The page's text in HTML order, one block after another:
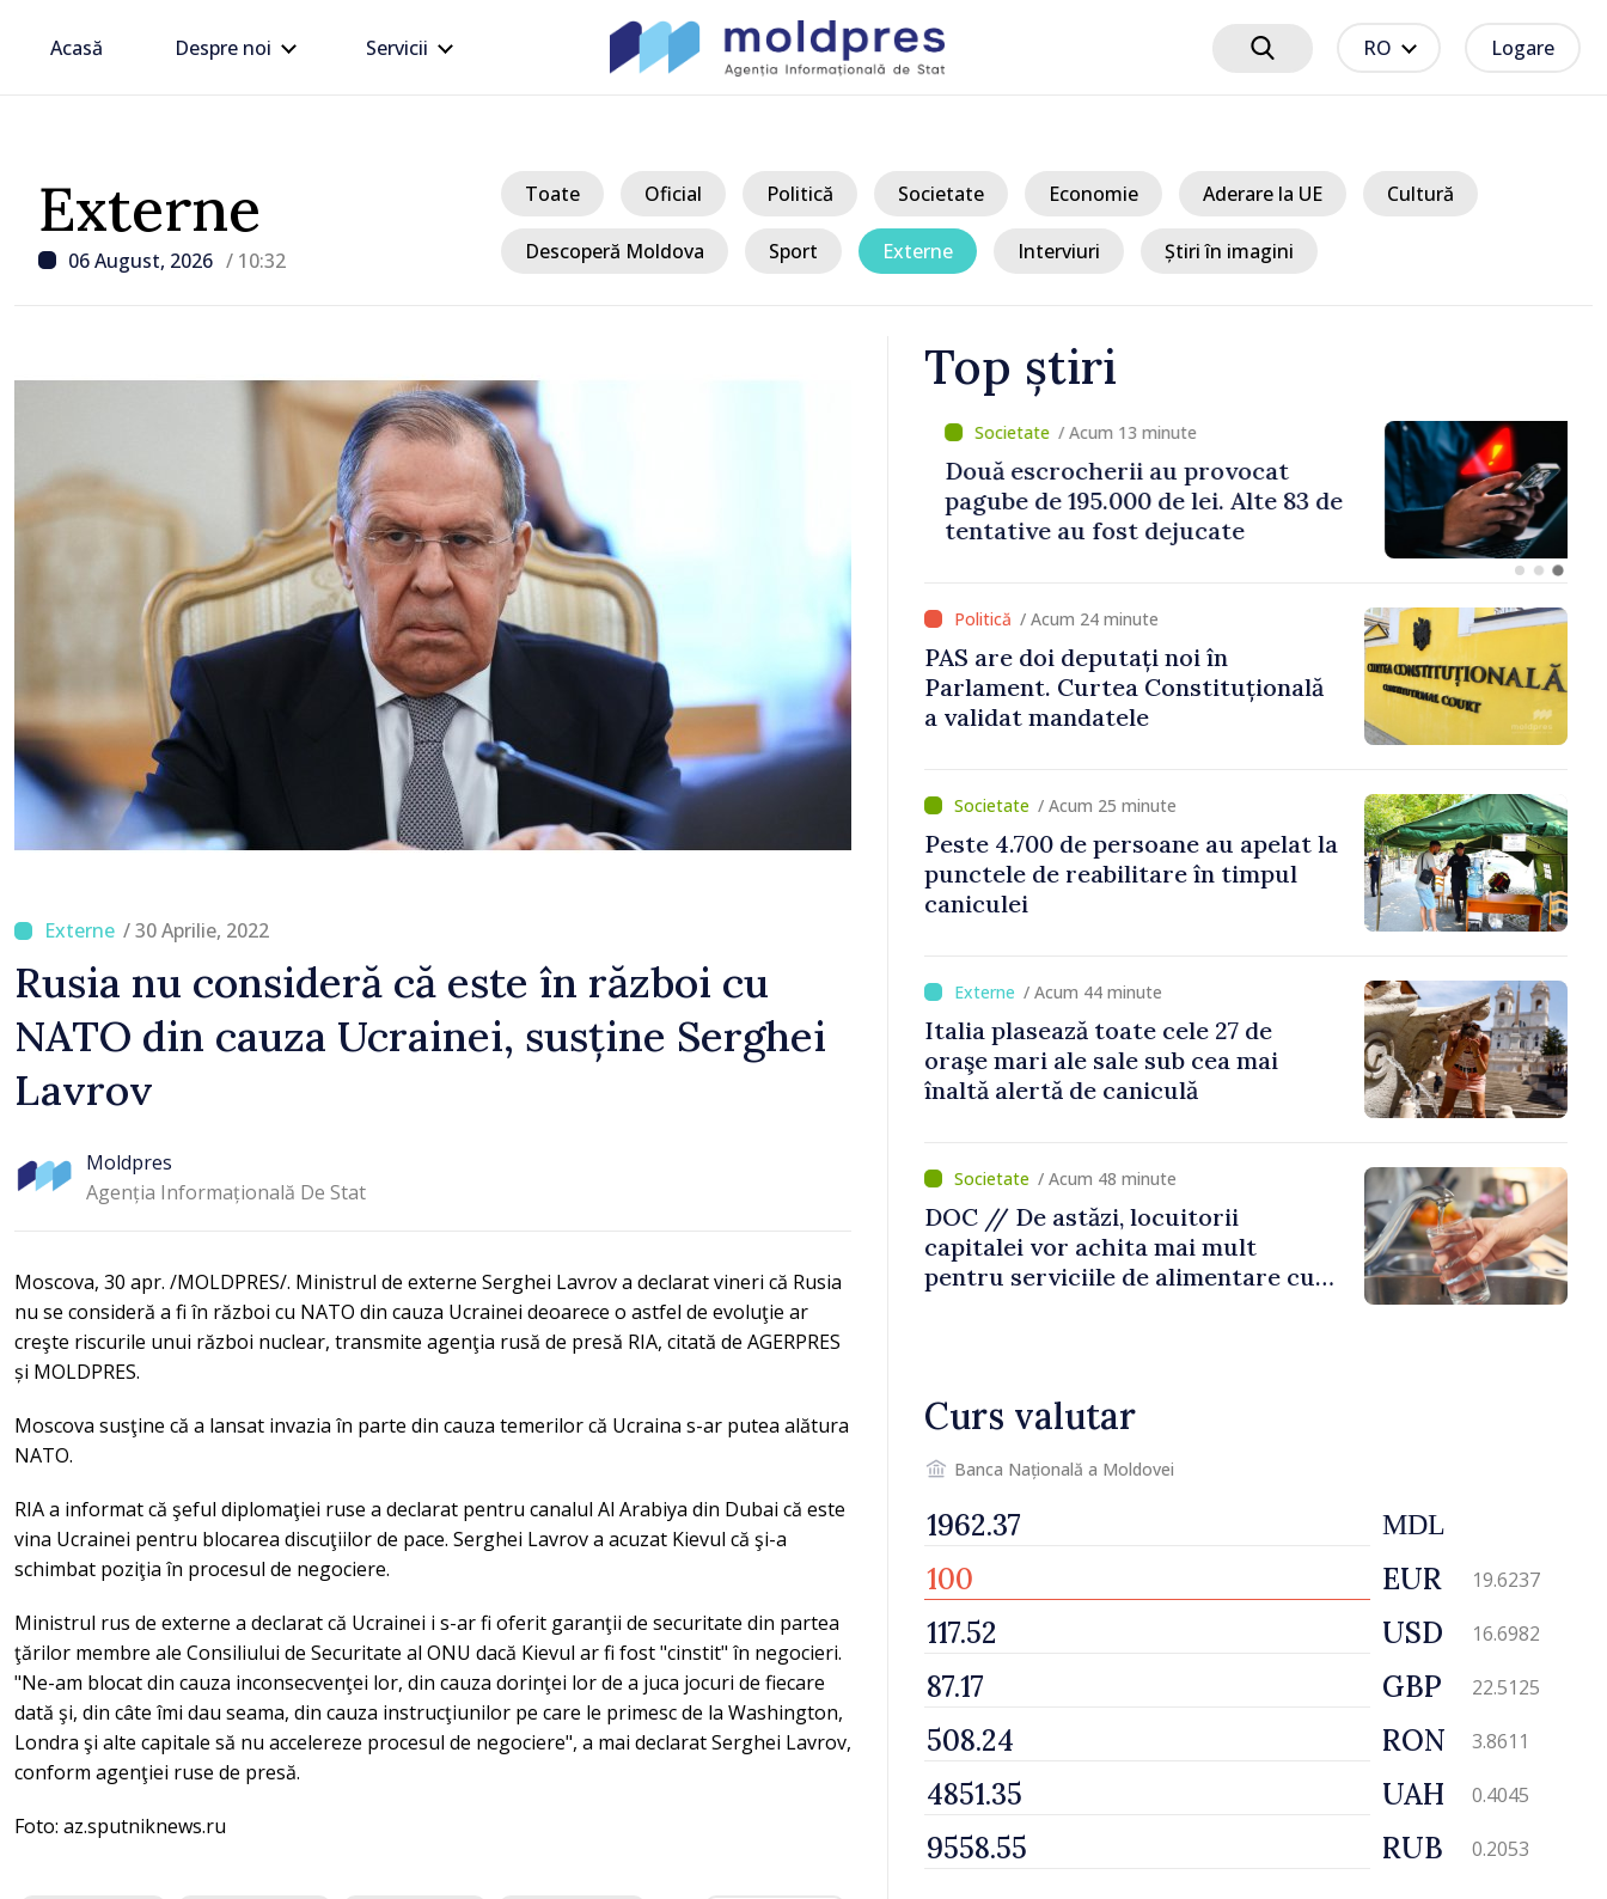
Acasă Despre noi Servicii RO Logare
Externe
06 August, 2026 / 10:32
Toate Oficial Politică Societate Economie Aderare la UE Cultură
Descoperă Moldova Sport Externe Interviuri Știri în imagini
/ 30 Aprilie, 2022
Rusia nu consideră că este în război cu
NATO din cauza Ucrainei, susține Serghei
Lavrov
Moldpres
Agenția Informațională De Stat
Moscova, 30 apr. /MOLDPRES/. Ministrul de externe Serghei Lavrov a declarat vineri că Rusia
nu se consideră a fi în război cu NATO din cauza Ucrainei deoarece o astfel de evoluţie ar
creşte riscurile unui război nuclear, transmite agenţia rusă de presă RIA, citată de AGERPRES
și MOLDPRES.
Moscova susţine că a lansat invazia în parte din cauza temerilor că Ucraina s-ar putea alătura
NATO.
RIA a informat că şeful diplomaţiei ruse a declarat pentru canalul Al Arabiya din Dubai că este
vina Ucrainei pentru blocarea discuţiilor de pace. Serghei Lavrov a acuzat Kievul că şi-a
schimbat poziţia în procesul de negociere.
Ministrul rus de externe a declarat că Ucrainei i s-ar fi oferit garanţii de securitate din partea
ţărilor membre ale Consiliului de Securitate al ONU dacă Kievul ar fi fost "cinstit" în negocieri.
"Ne-am blocat din cauza inconsecvenţei lor, din cauza dorinţei lor de a juca jocuri de fiecare
dată şi, din câte îmi dau seama, din cauza instrucţiunilor pe care le primesc de la Washington,
Londra şi alte capitale să nu accelereze procesul de negociere", a mai declarat Serghei Lavrov,
conform agenţiei ruse de presă.
Foto: az.sputniknews.ru
Top știri
/ Acum 12 minute
Circulația pe drumurile naționale a
vehiculelor de mare tonaj este
restricționată pe timp de caniculă
/ Acum 13 minute
Două escrocherii au provocat
pagube de 195.000 de lei. Alte 83 de
tentative au fost dejucate
/ Acum 24 minute
PAS are doi deputați noi în
Parlament. Curtea Constituțională
a validat mandatele
/ Acum 25 minute
Peste 4.700 de persoane au apelat la
punctele de reabilitare în timpul
caniculei
/ Acum 44 minute
Italia plasează toate cele 27 de
oraşe mari ale sale sub cea mai
înaltă alertă de caniculă
/ Acum 48 minute
DOC // De astăzi, locuitorii
capitalei vor achita mai mult
pentru serviciile de alimentare cu
Curs valutar
Banca Națională a Moldovei
MDL
EUR 19.6237
USD 16.6982
GBP 22.5125
RON 3.8611
UAH 0.4045
RUB 0.2053